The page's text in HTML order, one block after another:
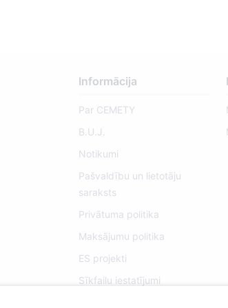
Informācija
Par CEMETY
B.U.J.
Notikumi
Pašvaldību un lietotāju
saraksts
Privātuma politika
Maksājumu politika
ES projekti
Sīkfailu iestatījumi